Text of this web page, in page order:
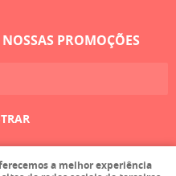
PROMOÇÕES
Ltda EPP
a melhor experiência